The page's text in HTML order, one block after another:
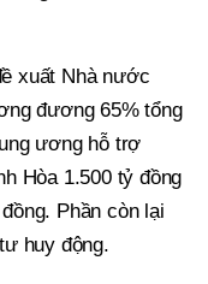
xuất Nhà nước
đương 65% tổng
ương hỗ trợ
Hòa 1.500 tỷ đồng
Phần còn lại
huy động.